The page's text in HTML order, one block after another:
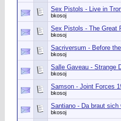
Sex Pistols - Live in
bkosoj
Sex Pistols - The Great
bkosoj
Sacriversum - Before
bkosoj
Salle Gaveau - Strange
bkosoj
Samson - Joint Forces
bkosoj
Santiano - Da braut
bkosoj